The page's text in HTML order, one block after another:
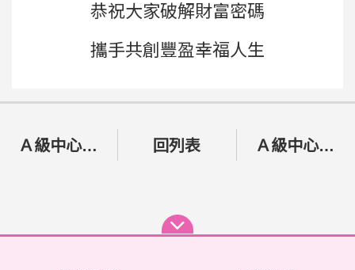
恭祝大家破解財富密碼
攜手共創豐盈幸福人生
Ａ級中心113年04月份輪派資訊公告 回列表 Ａ級中心113年05月份輪派資訊公告